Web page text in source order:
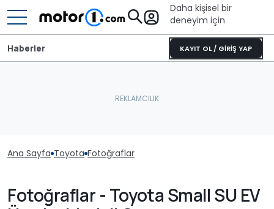
Daha kişisel bir
deneyim için
KAYIT OL / GİRİŞ YAP
Haberler
Ana Sayfa Toyota Fotoğraflar
Fotoğraflar - Toyota Small SU EV